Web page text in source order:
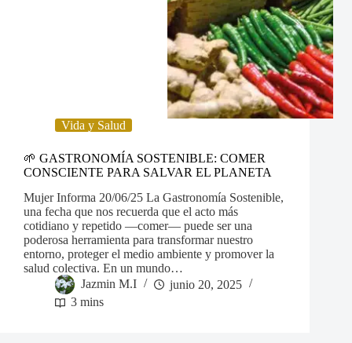
Vida y Salud
🌱 GASTRONOMÍA SOSTENIBLE: COMER
CONSCIENTE PARA SALVAR EL PLANETA
Mujer Informa 20/06/25 La Gastronomía Sostenible,
una fecha que nos recuerda que el acto más
cotidiano y repetido —comer— puede ser una
poderosa herramienta para transformar nuestro
entorno, proteger el medio ambiente y promover la
salud colectiva. En un mundo…
Jazmin M.I
junio 20, 2025
3 mins